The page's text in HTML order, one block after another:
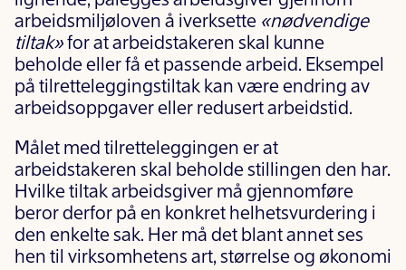
arbeidsmiljøloven å iverksette «nødvendige
tiltak» for at arbeidstakeren skal kunne
beholde eller få et passende arbeid. Eksempel
på tilretteleggingstiltak kan være endring av
arbeidsoppgaver eller redusert arbeidstid.
Målet med tilretteleggingen er at
arbeidstakeren skal beholde stillingen den har.
Hvilke tiltak arbeidsgiver må gjennomføre
beror derfor på en konkret helhetsvurdering i
den enkelte sak. Her må det blant annet ses
hen til virksomhetens art, størrelse og økonomi